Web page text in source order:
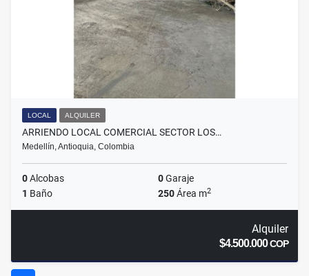
LOCAL ALQUILER
ARRIENDO LOCAL COMERCIAL SECTOR LOS…
Medellín, Antioquia, Colombia
0Alcobas 0Garaje
1 Baño 250Área m2
Alquiler
$4.500.000COP